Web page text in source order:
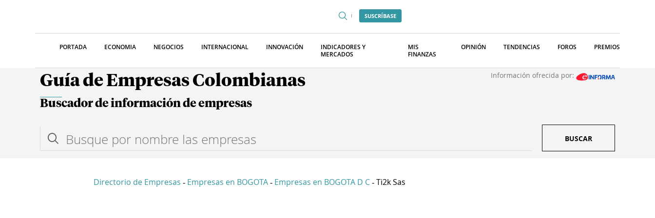
SUSCRÍBASE
PORTADA ECONOMIA NEGOCIOS INTERNACIONAL INNOVACIÓN
INDICADORES Y
MERCADOS
MIS
FINANZAS
OPINIÓN TENDENCIAS FOROS PREMIOS
Guía de Empresas Colombianas Información ofrecida por:
Buscador de información de empresas
BUSCAR
Directorio de Empresas - Empresas en BOGOTA - Empresas en BOGOTA D C - Ti2k Sas